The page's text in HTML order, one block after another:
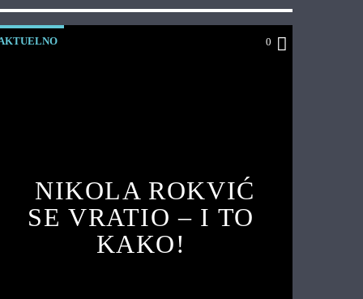
0
NIKOLA ROKVIĆ
SE VRATIO – I TO
KAKO!